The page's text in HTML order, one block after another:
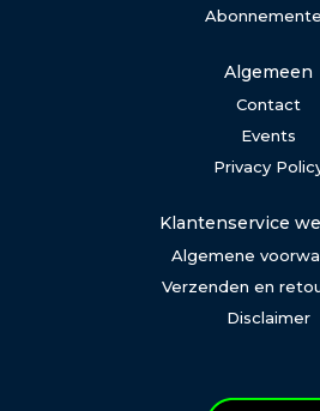
Algemeen
Contact
Events
Privacy
Klantenservice
Algemene
Verzenden en
Disclaimer